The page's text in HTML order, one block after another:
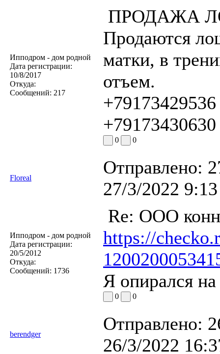
Ипподром - дом родной
Дата регистрации:
10/8/2017
Откуда:
Сообщений: 217
ПРОДАЖА
Продаются
матки, в
отъем.
+79173429536
+79173430630
0 0
Floreal
Отправлено:
27/3/2022 9:13
Ипподром - дом родной
Дата регистрации:
20/5/2012
Откуда:
Сообщений: 1736
Re: ООО
https://
Я опирался
0 0
berendger
Отправлено:
26/3/2022